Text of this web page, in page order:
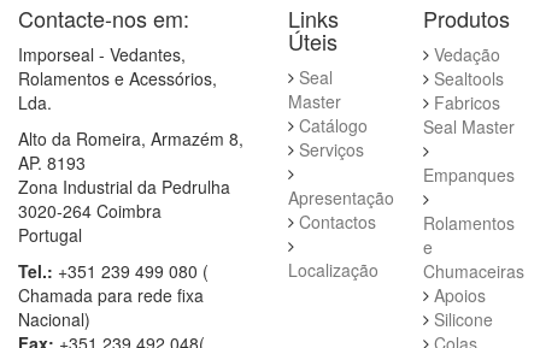
Contacte-nos em:
Imporseal - Vedantes,
Rolamentos e Acessórios,
Lda.
Alto da Romeira, Armazém 8,
AP. 8193
Zona Industrial da Pedrulha
3020-264 Coimbra
Portugal
Tel.: +351 239 499 080 (
Chamada para rede fixa
Nacional)
Fax: +351 239 492 048(
Links
Úteis
Seal
Master
Catálogo
Serviços
Apresentação
Contactos
Localização
Produtos
Vedação
Sealtools
Fabricos
Seal Master
Empanques
Rolamentos
e
Chumaceiras
Apoios
Silicone
Colas